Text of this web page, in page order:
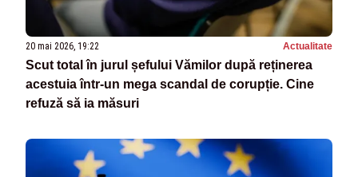
20 mai 2026, 19:22 Actualitate
Scut total în jurul șefului Vămilor după reținerea
acestuia într-un mega scandal de corupție. Cine
refuză să ia măsuri